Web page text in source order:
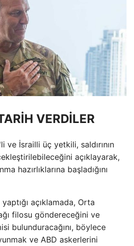
VERDİLER
ve İsrailli üç yetkili, saldırının
açıklayarak,
hazırlıklarına başladığını
açıklamada, Orta
filosu göndereceğini ve
bulunduracağını, böylece
ve ABD askerlerini